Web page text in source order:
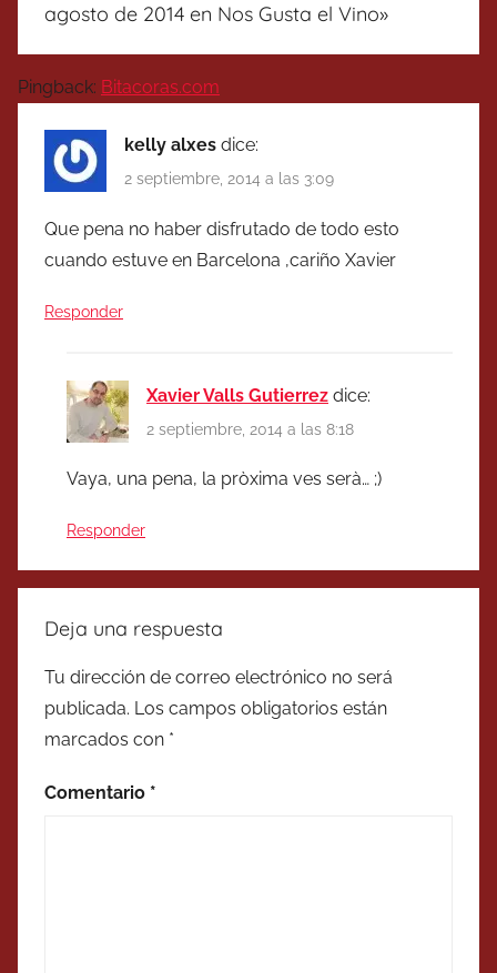
agosto de 2014 en Nos Gusta el Vino»
Pingback: Bitacoras.com
kelly alxes dice:
2 septiembre, 2014 a las 3:09
Que pena no haber disfrutado de todo esto
cuando estuve en Barcelona ,cariño Xavier
Responder
Xavier Valls Gutierrez dice:
2 septiembre, 2014 a las 8:18
Vaya, una pena, la pròxima ves serà… ;)
Responder
Deja una respuesta
Tu dirección de correo electrónico no será
publicada. Los campos obligatorios están
marcados con *
Comentario *